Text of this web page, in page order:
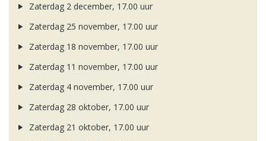
Zaterdag 2 december, 17.00 uur
Zaterdag 25 november, 17.00 uur
Zaterdag 18 november, 17.00 uur
Zaterdag 11 november, 17.00 uur
Zaterdag 4 november, 17.00 uur
Zaterdag 28 oktober, 17.00 uur
Zaterdag 21 oktober, 17.00 uur